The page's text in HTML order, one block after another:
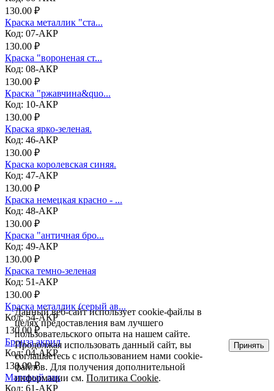
130.00 ₽
Краска металлик "ста...
Код: 07-АКР
130.00 ₽
Краска "вороненая ст...
Код: 08-АКР
130.00 ₽
Краска "ржавчина&quo...
Код: 10-АКР
130.00 ₽
Краска ярко-зеленая.
Код: 46-АКР
130.00 ₽
Краска королевская синяя.
Код: 47-АКР
130.00 ₽
Краска немецкая красно - ...
Код: 48-АКР
130.00 ₽
Краска "античная бро...
Код: 49-АКР
130.00 ₽
Краска темно-зеленая
Код: 51-АКР
130.00 ₽
Краска металлик (серый ав...
Код: 54-АКР
130.00 ₽
Бронза акрил
Код: 04-АКР
130.00 ₽
Матовый лак
Код: 61-АКР
Данный веб-сайт использует cookie-файлы в
целях предоставления вам лучшего
пользовательского опыта на нашем сайте.
Продолжая использовать данный сайт, вы
соглашаетесь с использованием нами cookie-
файлов. Для получения дополнительной
информации см.Политика Cookie.
Принять